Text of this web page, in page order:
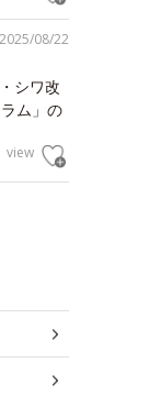
2025/08/22
シワ改
ム」の
view